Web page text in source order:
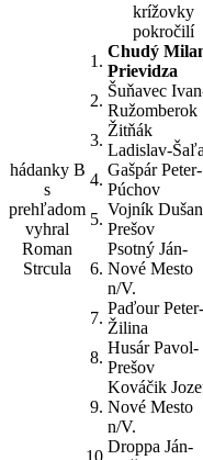
hádanky B
s
prehľadom
vyhral
Roman
Strcula
krížovky
pokročilí
1.
Chudý
Prievidza
2.
Šuňavec
Ružomberok
3.
Žitňák
Ladislav-Šaľa
4.
Gašpár Peter-
Púchov
5.
Vojník
Prešov
6.
Psotný Ján-
Nové Mesto
n/V.
7.
Paďour Peter-
Žilina
8.
Husár Pavol-
Prešov
9.
Kováčik
Nové Mesto
n/V.
10.
Droppa Ján-